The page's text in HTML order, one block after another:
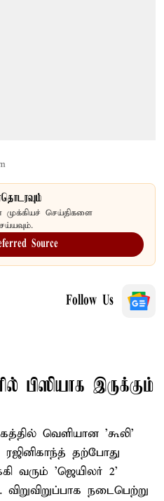
முக்கியச் செய்திகளை
Source
Follow Us
பிஸியாக இருக்கும்
வெளியான 'கூலி'
தற்போது
வரும் 'ஜெயிலர் 2'
விறுவிறுப்பாக நடைபெற்று